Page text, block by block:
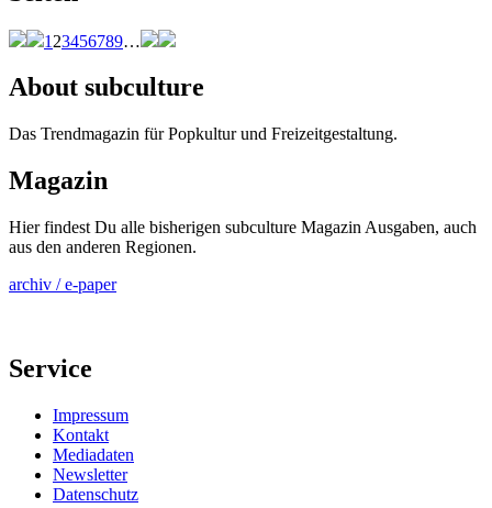
1 23456789…
About subculture
Das Trendmagazin für Popkultur und Freizeitgestaltung.
Magazin
Hier findest Du alle bisherigen subculture Magazin Ausgaben, auch
aus den anderen Regionen.
archiv / e-paper
Service
Impressum
Kontakt
Mediadaten
Newsletter
Datenschutz